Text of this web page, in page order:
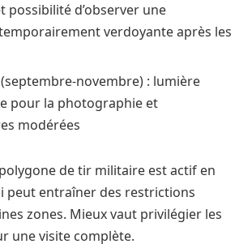
possibilité d’observer une
verdoyante après les
(septembre-novembre) : lumière
pour la photographie et
modérées
de tir militaire est actif en
peut entraîner des restrictions
zones. Mieux vaut privilégier les
une visite complète.